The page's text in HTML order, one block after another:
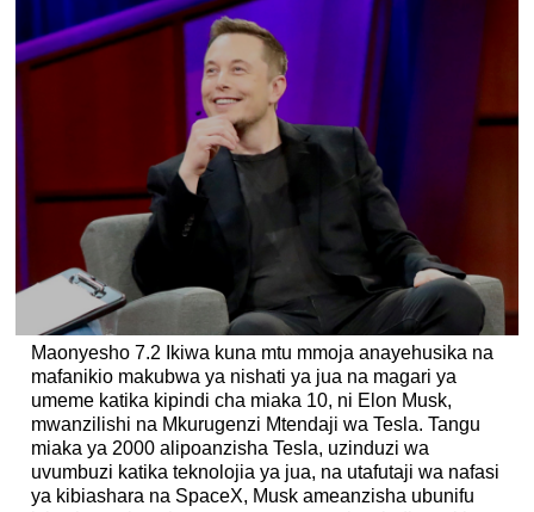
Maonyesho 7.2 Ikiwa kuna mtu mmoja anayehusika na
mafanikio makubwa ya nishati ya jua na magari ya
umeme katika kipindi cha miaka 10, ni Elon Musk,
mwanzilishi na Mkurugenzi Mtendaji wa Tesla. Tangu
miaka ya 2000 alipoanzisha Tesla, uzinduzi wa
uvumbuzi katika teknolojia ya jua, na utafutaji wa nafasi
ya kibiashara na SpaceX, Musk ameanzisha ubunifu